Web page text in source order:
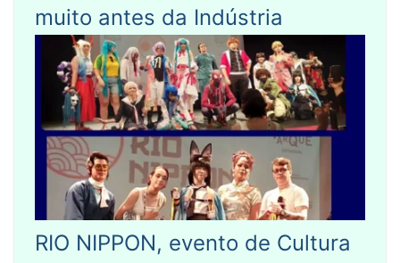
muito antes da Indústria
RIO NIPPON, evento de Cultura